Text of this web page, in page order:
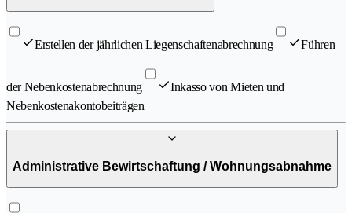
Erstellen der jährlichen Liegenschaftenabrechnung Führen
der Nebenkostenabrechnung
Inkasso von Mieten und
Nebenkostenakontobeiträgen
Administrative Bewirtschaftung / Wohnungsabnahme